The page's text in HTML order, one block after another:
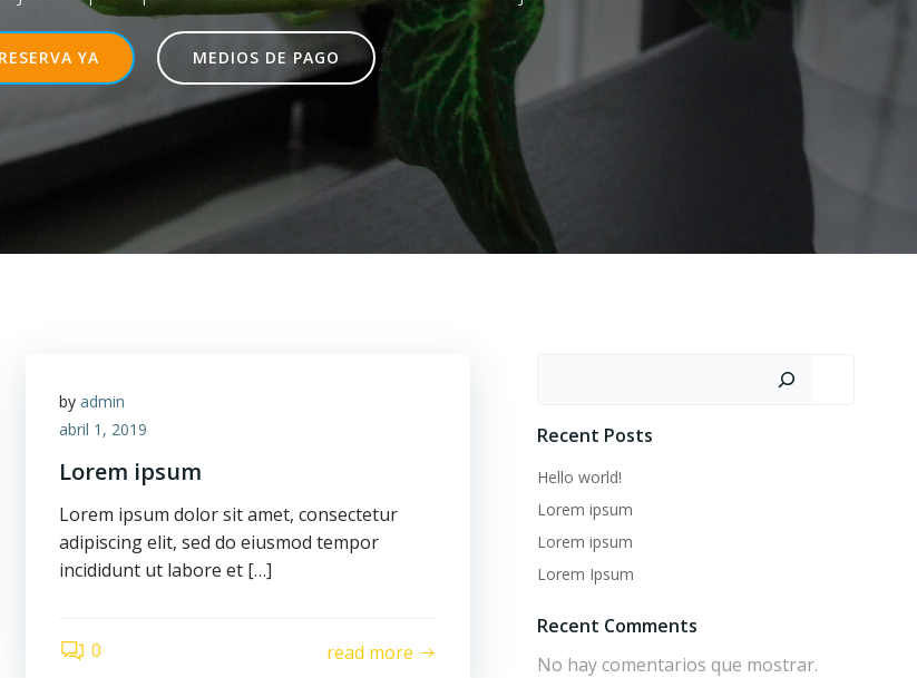
RESERVA YA MEDIOS DE PAGO
byadmin
abril 1, 2019
Lorem ipsum
Lorem ipsum dolor sit amet, consectetur
adipiscing elit, sed do eiusmod tempor
incididunt ut labore et […]
0 read more
Recent Posts
Hello world!
Lorem ipsum
Lorem ipsum
Lorem Ipsum
Recent Comments
No hay comentarios que mostrar.